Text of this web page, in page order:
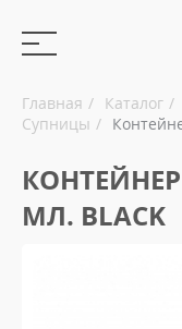
Главная Каталог
Супницы
МЛ. BLACK